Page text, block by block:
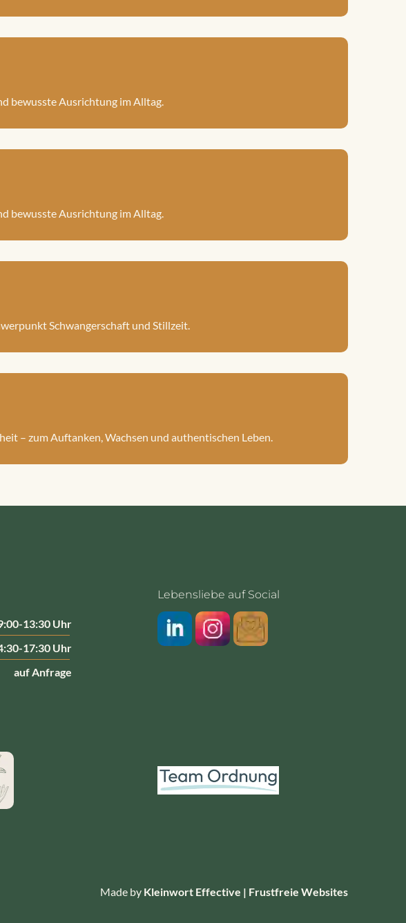
bewusste Ausrichtung im Alltag.
bewusste Ausrichtung im Alltag.
Schwangerschaft und Stillzeit.
– zum Auftanken, Wachsen und authentischen Leben.
13:30 Uhr
17:30 Uhr
auf Anfrage
Lebensliebe auf Social
Made by Kleinwort Effective | Frustfreie Websites